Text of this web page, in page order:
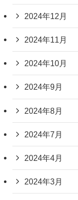
2024年12月
2024年11月
2024年10月
2024年9月
2024年8月
2024年7月
2024年4月
2024年3月